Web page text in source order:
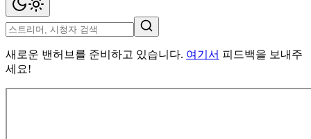
새로운 밴허브를 준비하고 있습니다. 여기서 피드백을 보내주
세요!